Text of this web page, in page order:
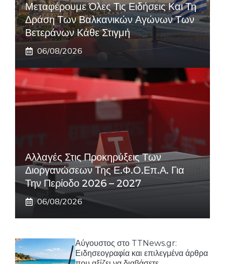
Μεταφέρουμε Όλες Τις Ειδήσεις Και Τη
Δράση Των Βαλκανικών Αγώνων Των
Βετεράνων Κάθε Στιγμή
06/08/2026
Αλλαγές Στις Προκηρύξεις Των
Διοργανώσεων Της Ε.Φ.Ο.Επ.Α. Για
Την Περίοδο 2026 – 2027
06/08/2026
Αύγουστος στο TTNews.gr:
Ειδησεογραφία και επιλεγμένα άρθρα